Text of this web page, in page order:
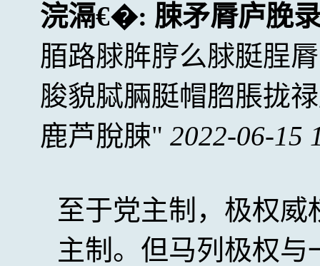
浣滆€�: 脨矛脣庐脕
脜路脙脌脝么脙脡脭
脧貌脦脼脡帽脗脹拢
鹿芦脫脨
2022-06-15
至于党主制，极权
主制。但马列极权